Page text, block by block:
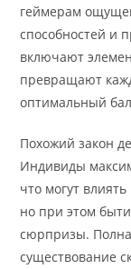
геймерам
способностей и
включают
превращают
оптимальный
Похожий закон
Индивиды
что могут
но при этом
сюрпризы.
существование